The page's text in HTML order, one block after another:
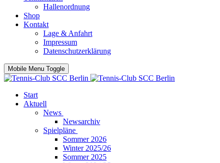
Hallenordnung
Shop
Kontakt
Lage & Anfahrt
Impressum
Datenschutzerklärung
Mobile Menu Toggle
Start
Aktuell
News
Newsarchiv
Spielpläne
Sommer 2026
Winter 2025/26
Sommer 2025